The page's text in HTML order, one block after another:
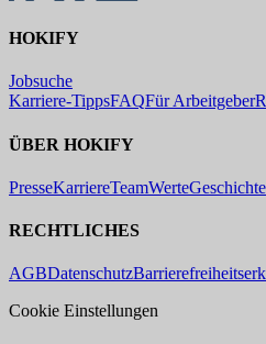
HOKIFY
Jobsuche
Karriere-TippsFAQFür Arbeitgeber
ÜBER HOKIFY
PresseKarriereTeamWerteGeschichte
RECHTLICHES
AGBDatenschutz
Cookie Einstellungen